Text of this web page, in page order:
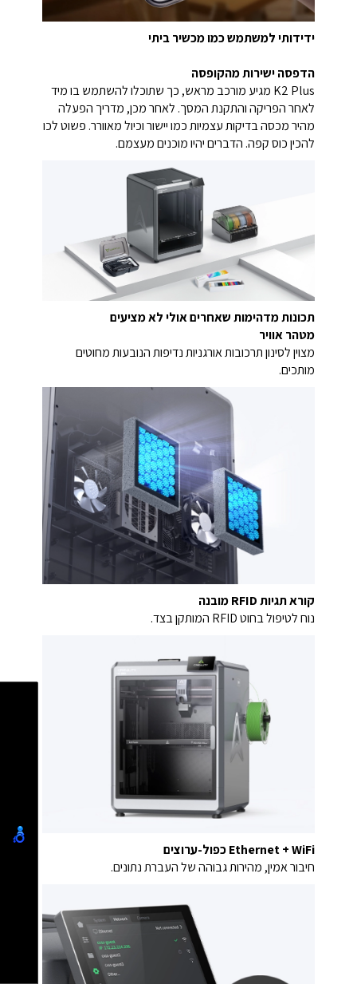
ידידותי למשתמש כמו מכשיר ביתי
הדפסה ישירות מהקופסה
K2 Plus מגיע מורכב מראש, כך שתוכלו להשתמש בו מיד
לאחר הפריקה והתקנת המסך. לאחר מכן, מדריך הפעלה
מהיר מכסה בדיקות עצמיות כמו יישור וכיול מאוורר. פשוט לכו
להכין כוס קפה. הדברים יהיו מוכנים מעצמם.
תכונות מדהימות שאחרים אולי לא מציעים
מטהר אוויר
מצוין לסינון תרכובות אורגניות נדיפות הנובעות מחוטים
מותכים.
קורא תגיות RFID מובנה
נוח לטיפול בחוט RFID המותקן בצד.
Ethernet + WiFi כפול-ערוצים
חיבור אמין, מהירות גבוהה של העברת נתונים.